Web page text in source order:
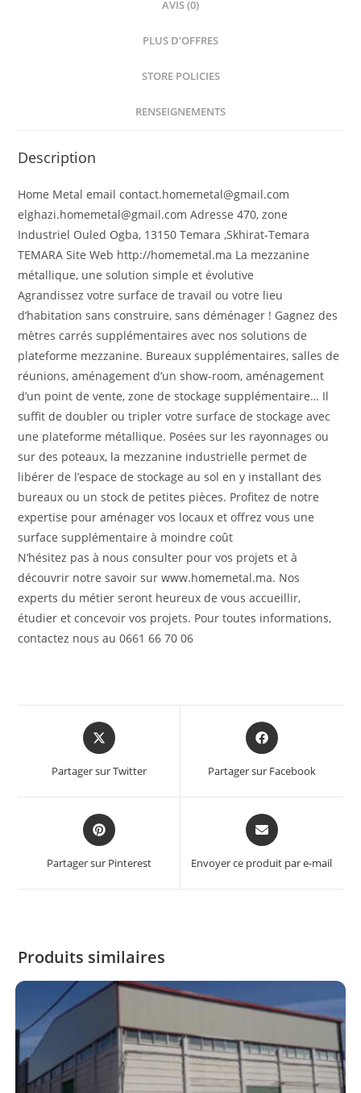
AVIS (0)
PLUS D'OFFRES
STORE POLICIES
RENSEIGNEMENTS
Description
Home Metal email contact.homemetal@gmail.com
elghazi.homemetal@gmail.com Adresse 470, zone
Industriel Ouled Ogba, 13150 Temara ,Skhirat-Temara
TEMARA Site Web http://homemetal.ma La mezzanine
métallique, une solution simple et évolutive
Agrandissez votre surface de travail ou votre lieu
d’habitation sans construire, sans déménager ! Gagnez des
mètres carrés supplémentaires avec nos solutions de
plateforme mezzanine. Bureaux supplémentaires, salles de
réunions, aménagement d’un show-room, aménagement
d’un point de vente, zone de stockage supplémentaire… Il
suffit de doubler ou tripler votre surface de stockage avec
une plateforme métallique. Posées sur les rayonnages ou
sur des poteaux, la mezzanine industrielle permet de
libérer de l’espace de stockage au sol en y installant des
bureaux ou un stock de petites pièces. Profitez de notre
expertise pour aménager vos locaux et offrez vous une
surface supplémentaire à moindre coût
N’hésitez pas à nous consulter pour vos projets et à
découvrir notre savoir sur www.homemetal.ma. Nos
experts du métier seront heureux de vous accueillir,
étudier et concevoir vos projets. Pour toutes informations,
contactez nous au 0661 66 70 06
Partager sur Twitter Partager sur Facebook
Partager sur Pinterest Envoyer ce produit par e-mail
Produits similaires